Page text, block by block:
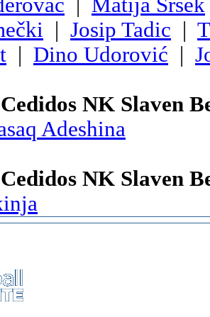
Matija Sršek
| Josip Tadic |
| Dino Udorović |
NK Slaven
Adeshina
NK Slaven